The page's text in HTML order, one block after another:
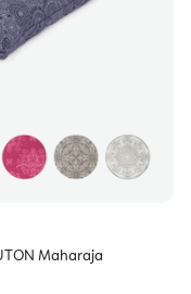
Maharaja
átlagos
értékelése